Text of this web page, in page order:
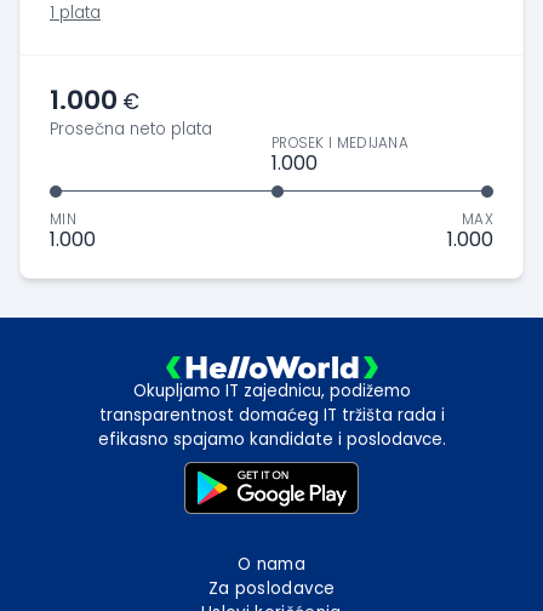
1 plata
1.000 €
Prosečna neto plata
MIN
1.000
PROSEK I MEDIJANA
1.000
MAX
1.000
Okupljamo IT zajednicu, podižemo
transparentnost domaćeg IT tržišta rada i
efikasno spajamo kandidate i poslodavce.
O nama
Za poslodavce